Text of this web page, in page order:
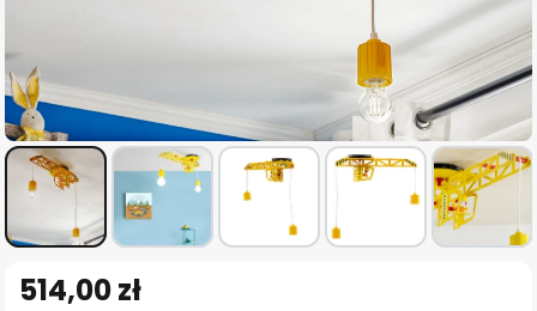
na514,00 zł